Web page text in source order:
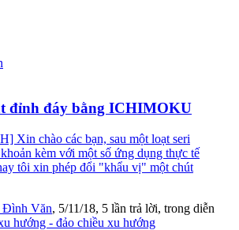
đỉnh đáy bằng ICHIMOKU
Xin chào các bạn, sau một loạt seri
kèm với một số ứng dụng thực tế
tôi xin phép đổi "khẩu vị" một chút
Đình Văn, 5/11/18, 5 lần trả lời, trong diễn
hướng - đảo chiều xu hướng